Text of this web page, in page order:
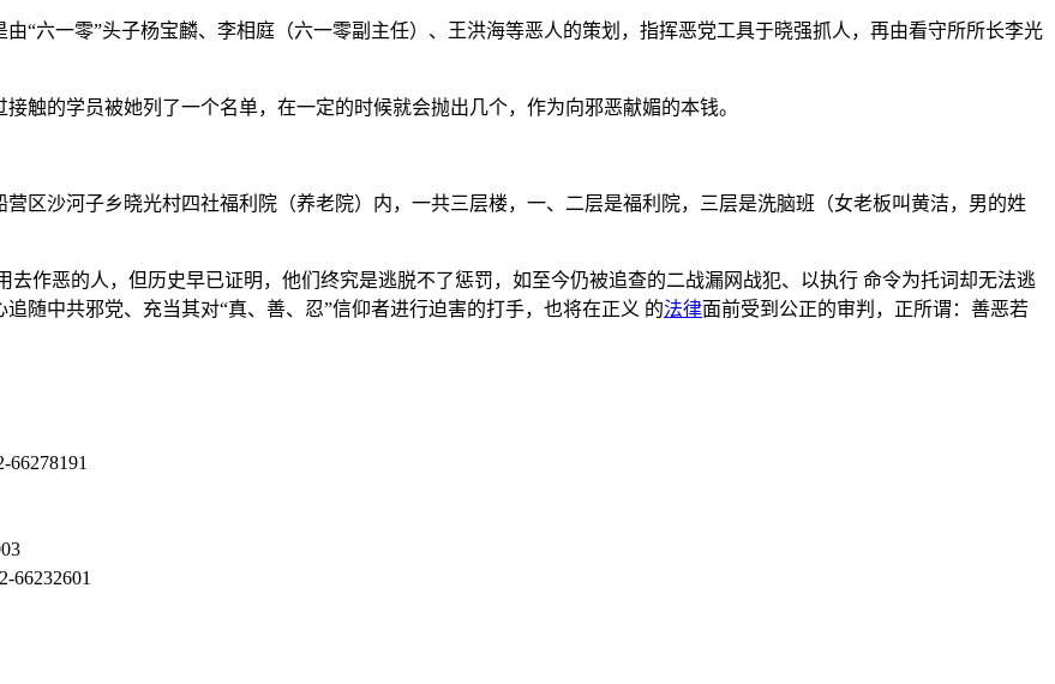
“六一零”头子杨宝麟、李相庭（六一零副主任）、王洪海等恶人的策划，指挥恶党工具于晓强抓人，再由看守所所长李光
触的学员被她列了一个名单，在一定的时候就会抛出几个，作为向邪恶献媚的本钱。
区沙河子乡晓光村四社福利院（养老院）内，一共三层楼，一、二层是福利院，三层是洗脑班（女老板叫黄洁，男的姓
作恶的人，但历史早已证明，他们终究是逃脱不了惩罚，如至今仍被追查的二战漏网战犯、以执行 命令为托词却无法逃
随中共邪党、充当其对“真、善、忍”信仰者进行迫害的打手，也将在正义 的法律面前受到公正的审判，正所谓：善恶若
66232601